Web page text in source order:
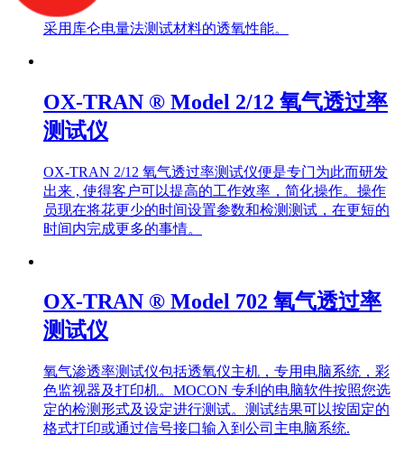
采用库仑电量法测试材料的透氧性能。
OX-TRAN ® Model 2/12 氧气透过率
测试仪
OX-TRAN 2/12 氧气透过率测试仪便是专门为此而研发
出来 , 使得客户可以提高的工作效率，简化操作。操作
员现在将花更少的时间设置参数和检测测试，在更短的
时间内完成更多的事情。
OX-TRAN ® Model 702 氧气透过率
测试仪
氧气渗透率测试仪包括透氧仪主机，专用电脑系统，彩
色监视器及打印机。MOCON 专利的电脑软件按照您选
定的检测形式及设定进行测试。测试结果可以按固定的
格式打印或通过信号接口输入到公司主电脑系统.